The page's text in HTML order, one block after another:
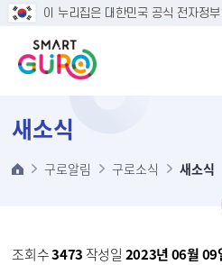
본문 바로
이 누리집은 대한민국 공식 전자정
새소식
구로알림 구로소식 새소식
조회수3473 작성일 2023년 06월 09